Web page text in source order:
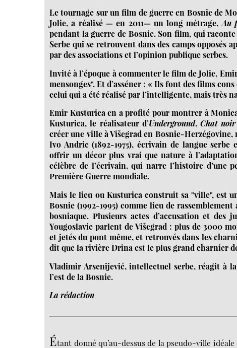
Le tournage sur un film de guerre en Bosnie de
Jolie, a réalisé — en 2011— un long métrage,Au
pendant la guerre de Bosnie. Son film, qui
Serbe qui se retrouvent dans des camps opposés
par des associations et l’opinion publique serbes.
Invité à l’époque à commenter le film de Jolie,
mensonges". Et d’asséner : « Ils font des films
celui qui a été réalisé par l’intelligente, mais très
Emir Kusturica en a profité pour montrer à
Kusturica, le réalisateur d’Underground,Chat
créer une ville à Višegrad en Bosnie-
Ivo Andric (1892-1975), écrivain de langue
offrir un décor plus vrai que nature à
célèbre de l’écrivain, qui narre l’histoire d’une
Première Guerre mondiale.
Mais le lieu ou Kusturica construit sa "ville", est
Bosnie (1992-1995) comme lieu de
bosniaque. Plusieurs actes d’accusation et
Yougoslavie parlent de Višegrad : plus de 3000
et jetés du pont même, et retrouvés dans les
dit que la rivière Drina est le plus grand charnier
Vladimir Arsenijević, intellectuel serbe, réagit à
l’est de la Bosnie.
La rédaction
Étant donné qu’au-dessus de la pseudo-ville